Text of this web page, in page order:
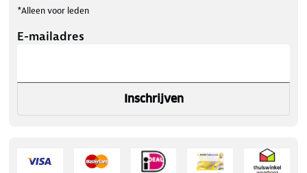
*Alleen voor leden
E-mailadres
Inschrijven